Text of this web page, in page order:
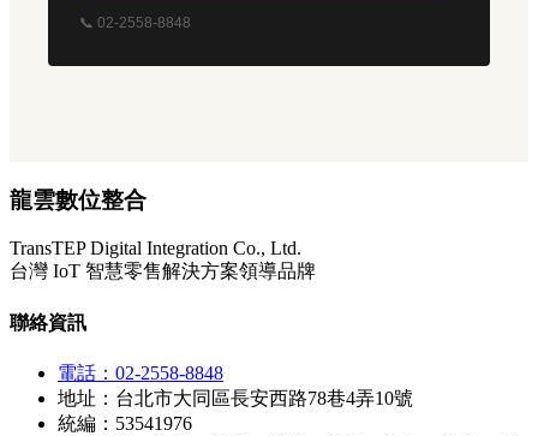
📞 02-2558-8848
龍雲數位整合
TransTEP Digital Integration Co., Ltd.
台灣 IoT 智慧零售解決方案領導品牌
聯絡資訊
電話：02-2558-8848
地址：台北市大同區長安西路78巷4弄10號
統編：53541976